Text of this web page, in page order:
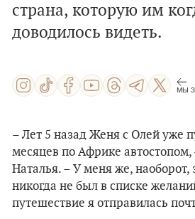
страна, которую им
доводилось видеть.
МЫ
– Лет 5 назад Женя с Олей уже
месяцев по Африке автостопом,
Наталья. – У меня же, наоборот,
никогда не был в списке
путешествие я отправилась